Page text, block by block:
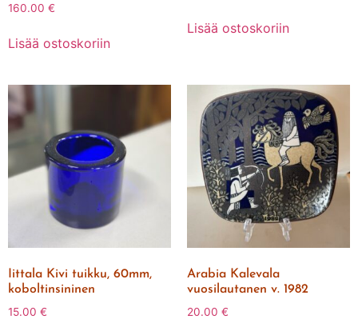
160.00 €
Lisää ostoskoriin
Lisää ostoskoriin
Iittala Kivi tuikku, 60mm,
koboltinsininen
15.00 €
Arabia Kalevala
vuosilautanen v. 1982
20.00 €